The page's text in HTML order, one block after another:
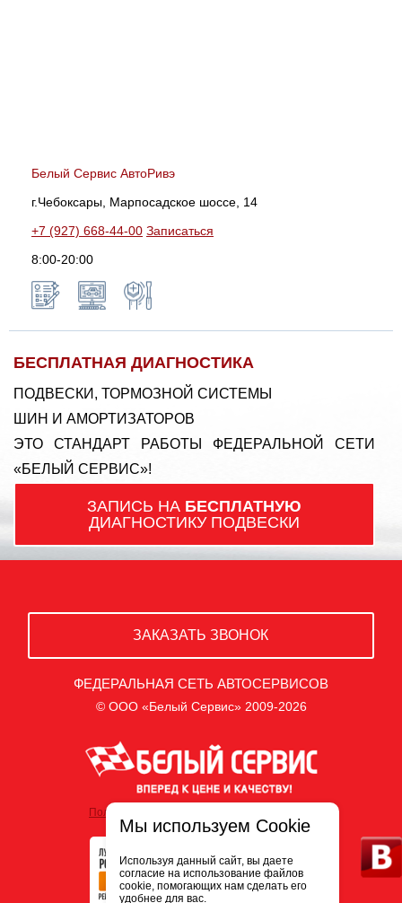
Белый Сервис АвтоРивэ
г.Чебоксары, Марпосадское шоссе, 14
+7 (927) 668-44-00 Записаться
8:00-20:00
БЕСПЛАТНАЯ ДИАГНОСТИКА
ПОДВЕСКИ, ТОРМОЗНОЙ СИСТЕМЫ
ШИН И АМОРТИЗАТОРОВ
ЭТО СТАНДАРТ РАБОТЫ ФЕДЕРАЛЬНОЙ СЕТИ
«БЕЛЫЙ СЕРВИС»!
ЗАПИСЬ НА БЕСПЛАТНУЮ
ДИАГНОСТИКУ ПОДВЕСКИ
ЗАКАЗАТЬ ЗВОНОК
ФЕДЕРАЛЬНАЯ СЕТЬ АВТОСЕРВИСОВ
© ООО «Белый Сервис» 2009-2026
Политика обработки персональных данных
Мы используем Cookie
Используя данный сайт, вы даете
согласие на использование файлов
cookie, помогающих нам сделать его
удобнее для вас.